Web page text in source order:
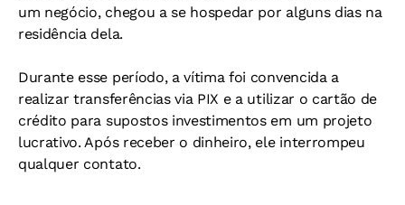
um negócio, chegou a se hospedar por alguns dias na
residência dela.
Durante esse período, a vítima foi convencida a
realizar transferências via PIX e a utilizar o cartão de
crédito para supostos investimentos em um projeto
lucrativo. Após receber o dinheiro, ele interrompeu
qualquer contato.